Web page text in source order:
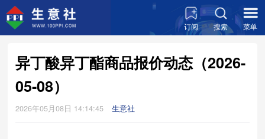
订阅 搜索 菜单
异丁酸异丁酯商品报价动态（2026-
05-08）
2026年05月08日 14:14:45 生意社